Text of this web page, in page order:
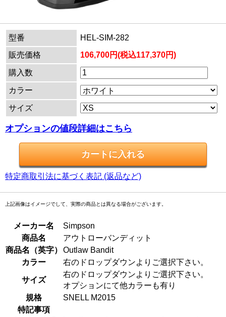
型番
HEL-SIM-282
販売価格
106,700円(税込117,370円)
購入数
カラー
サイズ
オプションの値段詳細はこちら
特定商取引法に基づく表記 (返品など)
上記画像はイメージでして、実際の商品とは異なる場合がございます。
メーカー名
Simpson
商品名
アウトローバンディット
商品名（英字）
Outlaw Bandit
カラー
右のドロップダウンよりご選択下さい。
サイズ
右のドロップダウンよりご選択下さい。
オプションにて他カラーも有り
規格
SNELL M2015
特記事項